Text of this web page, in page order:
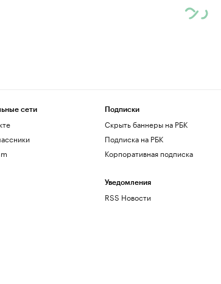
сети Подписки
Скрыть баннеры на РБК
Подписка на РБК
Корпоративная подписка
Уведомления
RSS Новости